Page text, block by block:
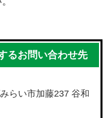
るお問い合わせ先
らい市加藤237 谷和